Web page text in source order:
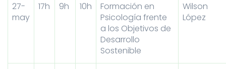
27-
may
17h 9h 10h
Formación en
Psicología frente
a los Objetivos de
Desarrollo
Sostenible
Wilson
López